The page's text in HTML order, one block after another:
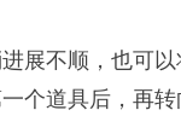
展不顺，也可
个道具后，再